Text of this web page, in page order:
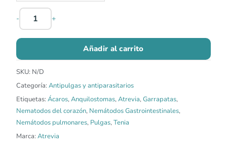
- +
Añadir al carrito
SKU: N/D
Categoría: Antipulgas y antiparasitarios
Etiquetas: Ácaros,Anquilostomas,Atrevia,Garrapatas,
Nematodos del corazón, Nemátodos Gastrointestinales,
Nemátodos pulmonares, Pulgas,Tenia
Marca: Atrevia